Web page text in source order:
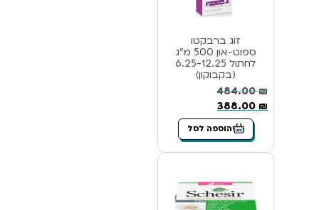
זוג ברבקטו
ספוט-און 500 מ”ג
לחתול 6.25-12.25
(בקבוקון)
484.00₪
388.00 ₪
הוספה לסל